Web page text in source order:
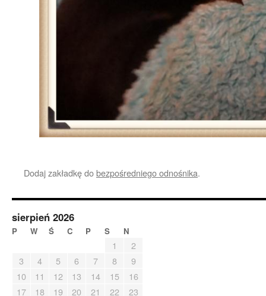
Dodaj zakładkę dobezpośredniego odnośnika.
sierpień 2026
P W Ś C P S N
1
2
3
4 5 6 7 8
9
10
11 12 13 14 15
16
17
18 19 20 21 22 23